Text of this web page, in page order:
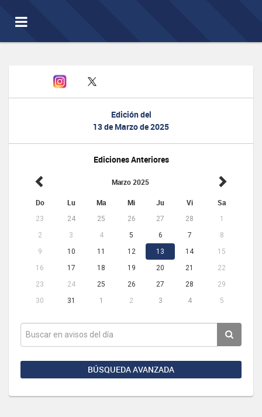
Toggle
navigation
Edición del
13 de Marzo de 2025
Ediciones Anteriores
Marzo 2025
Do Lu Ma Mi Ju Vi Sa
23 24 25 26 27 28
1
2
3 4 5 6 7
8
9
10 11 12 13 14
15
16
17 18 19 20 21
22
23
24 25 26 27 28
29
30
31 1 2 3 4 5
BÚSQUEDA AVANZADA